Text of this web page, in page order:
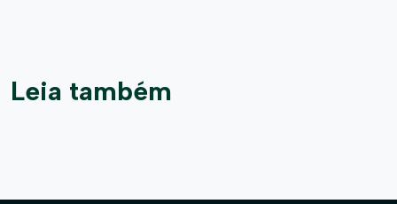
Leia também